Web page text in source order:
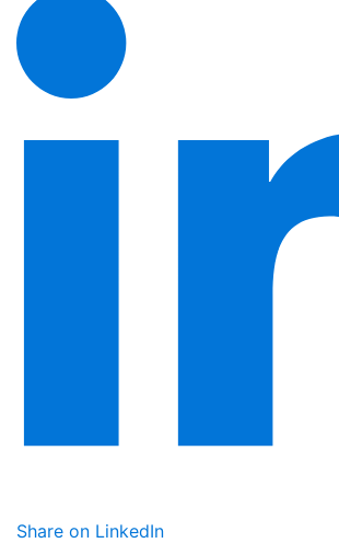
Share on LinkedIn